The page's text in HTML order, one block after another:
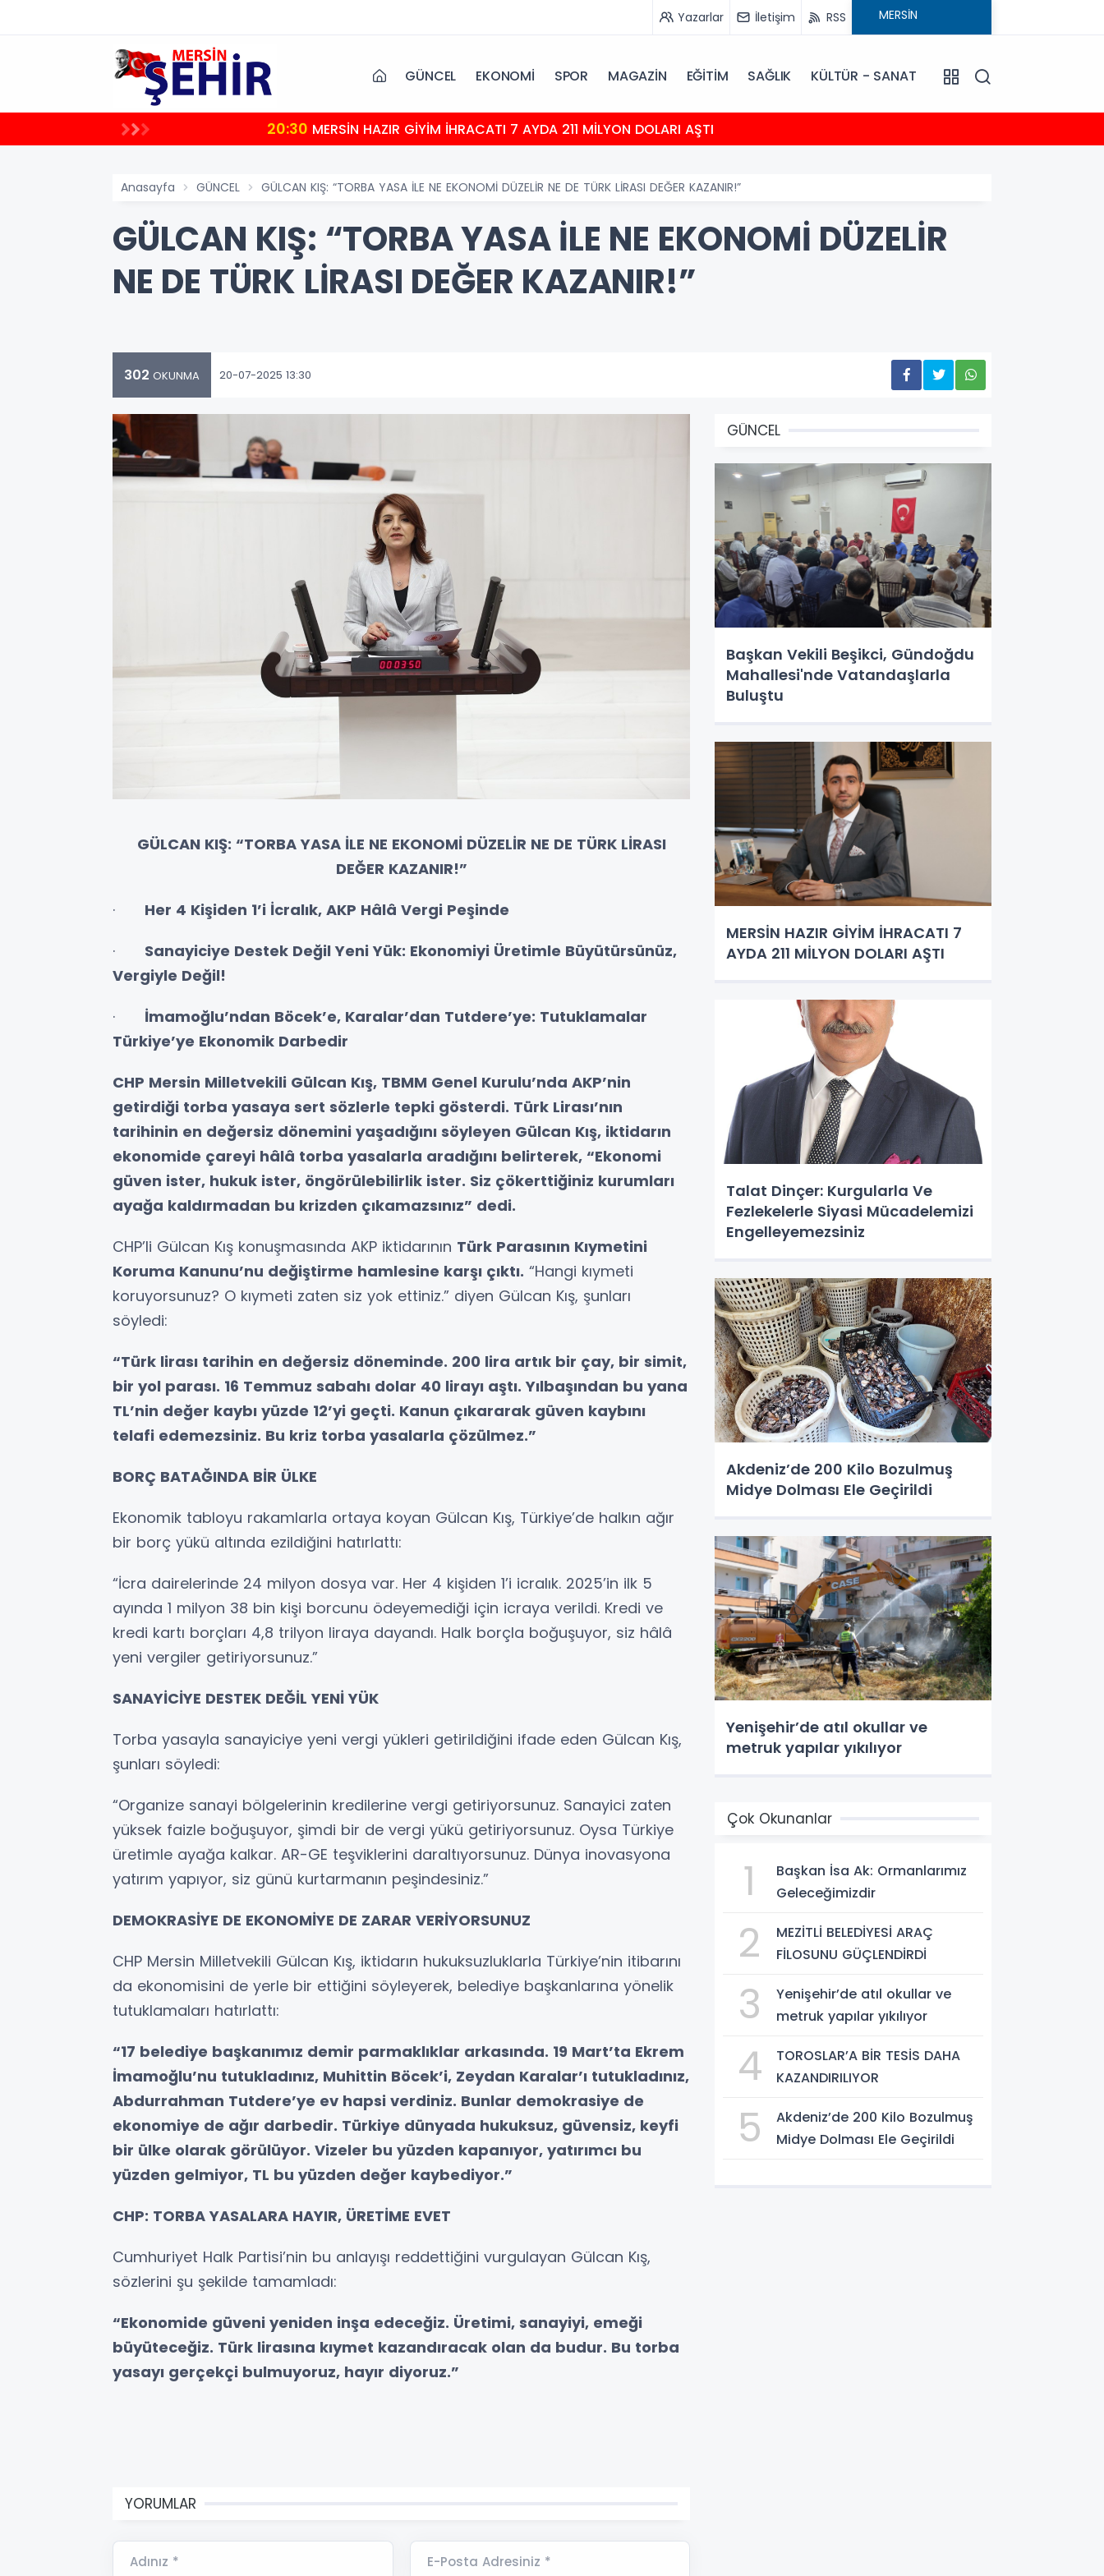
Yazarlar İletişim RSS
GÜNCEL EKONOMİ SPOR MAGAZİN EĞİTİM SAĞLIK KÜLTÜR - SANAT
20:30 MERSİN HAZIR GİYİM İHRACATI 7 AYDA 211 MİLYON DOLARI AŞTI
Anasayfa GÜNCEL GÜLCAN KIŞ: “TORBA YASA İLE NE EKONOMİ DÜZELİR NE DE TÜRK LİRASI DEĞER KAZANIR!”
GÜLCAN KIŞ: “TORBA YASA İLE NE EKONOMİ DÜZELİR
NE DE TÜRK LİRASI DEĞER KAZANIR!”
302 OKUNMA 20-07-2025 13:30
GÜLCAN KIŞ: “TORBA YASA İLE NE EKONOMİ DÜZELİR NE DE TÜRK LİRASI
DEĞER KAZANIR!”
· Her 4 Kişiden 1’i İcralık, AKP Hâlâ Vergi Peşinde
· Sanayiciye Destek Değil Yeni Yük: Ekonomiyi Üretimle Büyütürsünüz,
Vergiyle Değil!
· İmamoğlu’ndan Böcek’e, Karalar’dan Tutdere’ye: Tutuklamalar
Türkiye’ye Ekonomik Darbedir
CHP Mersin Milletvekili Gülcan Kış, TBMM Genel Kurulu’nda AKP’nin
getirdiği torba yasaya sert sözlerle tepki gösterdi. Türk Lirası’nın
tarihinin en değersiz dönemini yaşadığını söyleyen Gülcan Kış, iktidarın
ekonomide çareyi hâlâ torba yasalarla aradığını belirterek, “Ekonomi
güven ister, hukuk ister, öngörülebilirlik ister. Siz çökerttiğiniz kurumları
ayağa kaldırmadan bu krizden çıkamazsınız” dedi.
CHP’li Gülcan Kış konuşmasında AKP iktidarının Türk Parasının Kıymetini
Koruma Kanunu’nu değiştirme hamlesine karşı çıktı. “Hangi kıymeti
koruyorsunuz? O kıymeti zaten siz yok ettiniz.” diyen Gülcan Kış, şunları
söyledi:
“Türk lirası tarihin en değersiz döneminde. 200 lira artık bir çay, bir simit,
bir yol parası. 16 Temmuz sabahı dolar 40 lirayı aştı. Yılbaşından bu yana
TL’nin değer kaybı yüzde 12’yi geçti. Kanun çıkararak güven kaybını
telafi edemezsiniz. Bu kriz torba yasalarla çözülmez.”
BORÇ BATAĞINDA BİR ÜLKE
Ekonomik tabloyu rakamlarla ortaya koyan Gülcan Kış, Türkiye’de halkın ağır
bir borç yükü altında ezildiğini hatırlattı:
“İcra dairelerinde 24 milyon dosya var. Her 4 kişiden 1’i icralık. 2025’in ilk 5
ayında 1 milyon 38 bin kişi borcunu ödeyemediği için icraya verildi. Kredi ve
kredi kartı borçları 4,8 trilyon liraya dayandı. Halk borçla boğuşuyor, siz hâlâ
yeni vergiler getiriyorsunuz.”
SANAYİCİYE DESTEK DEĞİL YENİ YÜK
Torba yasayla sanayiciye yeni vergi yükleri getirildiğini ifade eden Gülcan Kış,
şunları söyledi:
“Organize sanayi bölgelerinin kredilerine vergi getiriyorsunuz. Sanayici zaten
yüksek faizle boğuşuyor, şimdi bir de vergi yükü getiriyorsunuz. Oysa Türkiye
üretimle ayağa kalkar. AR-GE teşviklerini daraltıyorsunuz. Dünya inovasyona
yatırım yapıyor, siz günü kurtarmanın peşindesiniz.”
DEMOKRASİYE DE EKONOMİYE DE ZARAR VERİYORSUNUZ
CHP Mersin Milletvekili Gülcan Kış, iktidarın hukuksuzluklarla Türkiye’nin itibarını
da ekonomisini de yerle bir ettiğini söyleyerek, belediye başkanlarına yönelik
tutuklamaları hatırlattı:
“17 belediye başkanımız demir parmaklıklar arkasında. 19 Mart’ta Ekrem
İmamoğlu’nu tutukladınız, Muhittin Böcek’i, Zeydan Karalar’ı tutukladınız,
Abdurrahman Tutdere’ye ev hapsi verdiniz. Bunlar demokrasiye de
ekonomiye de ağır darbedir. Türkiye dünyada hukuksuz, güvensiz, keyfi
bir ülke olarak görülüyor. Vizeler bu yüzden kapanıyor, yatırımcı bu
yüzden gelmiyor, TL bu yüzden değer kaybediyor.”
CHP: TORBA YASALARA HAYIR, ÜRETİME EVET
Cumhuriyet Halk Partisi’nin bu anlayışı reddettiğini vurgulayan Gülcan Kış,
sözlerini şu şekilde tamamladı:
“Ekonomide güveni yeniden inşa edeceğiz. Üretimi, sanayiyi, emeği
büyüteceğiz. Türk lirasına kıymet kazandıracak olan da budur. Bu torba
yasayı gerçekçi bulmuyoruz, hayır diyoruz.”
YORUMLAR
Adınız * E-Posta Adresiniz *
GÜNCEL
Başkan Vekili Beşikci, Gündoğdu
Mahallesi'nde Vatandaşlarla
Buluştu
MERSİN HAZIR GİYİM İHRACATI 7
AYDA 211 MİLYON DOLARI AŞTI
Talat Dinçer: Kurgularla Ve
Fezlekelerle Siyasi Mücadelemizi
Engelleyemezsiniz
Akdeniz’de 200 Kilo Bozulmuş
Midye Dolması Ele Geçirildi
Yenişehir’de atıl okullar ve
metruk yapılar yıkılıyor
Çok Okunanlar
1
Başkan İsa Ak: Ormanlarımız
Geleceğimizdir
2
MEZİTLİ BELEDİYESİ ARAÇ
FİLOSUNU GÜÇLENDİRDİ
3
Yenişehir’de atıl okullar ve
metruk yapılar yıkılıyor
4
TOROSLAR’A BİR TESİS DAHA
KAZANDIRILIYOR
5
Akdeniz’de 200 Kilo Bozulmuş
Midye Dolması Ele Geçirildi